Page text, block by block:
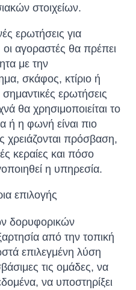
στοιχείων.
ερωτήσεις για
αγοραστές θα πρέπει
με την
σκάφος, κτίριο ή
ερωτήσεις
θα χρησιμοποιείται το
ή η φωνή είναι πιο
χρειάζονται πρόσβαση,
κεραίες και πόσο
η υπηρεσία.
επιλογής
δορυφορικών
από την τοπική
επιλεγμένη λύση
τις ομάδες, να
να υποστηρίξει